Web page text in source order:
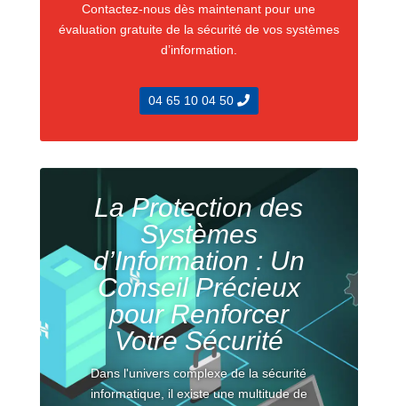
Contactez-nous dès maintenant pour une
évaluation gratuite de la sécurité de vos systèmes
d’information.
04 65 10 04 50
La Protection des
Systèmes
d’Information : Un
Conseil Précieux
pour Renforcer
Votre Sécurité
Dans l'univers complexe de la sécurité
informatique, il existe une multitude de